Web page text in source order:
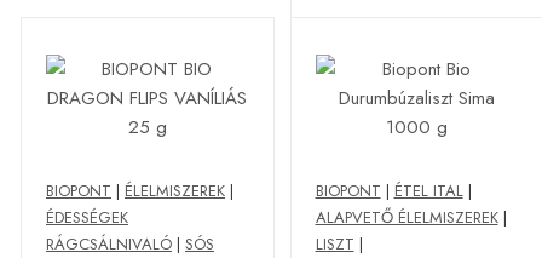
BIOPONT | ÉLELMISZEREK |
ÉDESSÉGEK
RÁGCSÁLNIVALÓ | SÓS
BIOPONT | ÉTEL ITAL|
ALAPVETŐ ÉLELMISZEREK|
LISZT |